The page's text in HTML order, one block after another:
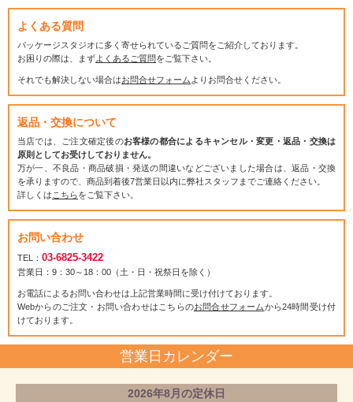
よくある質問
パッケージスタジオに多く寄せられているご質問をご紹介しております。
お困りの際は、まずよくあるご質問をご覧下さい。
それでも解決しない場合はお問合せフォーム よりお問合せください。
返品・交換について
当店では、ご注文確定後のお客様の都合によるキャンセル・変更・返品・交換は
原則としてお受けしておりません。
万が一、不良品・商品破損・発送の間違いなどございました場合は、返品・交換
を承りますので、商品到着後7営業日以内に弊社スタッフまでご連絡ください。
詳しくは こちらをご覧下さい。
お問い合わせ
TEL： 03-6825-3422
営業日：9：30～18：00（土・日・祝祭日を除く）
お電話によるお問い合わせは上記営業時間に受け付けております。
Webからのご注文・お問い合わせはこちらのお問合せフォームから24時間受け付
けております。
営業日カレンダー
2026年8月の定休日